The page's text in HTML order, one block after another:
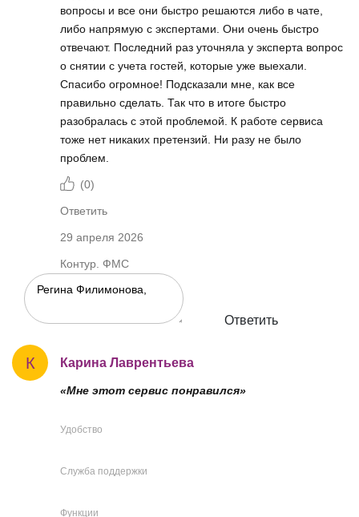
вопросы и все они быстро решаются либо в чате,
либо напрямую с экспертами. Они очень быстро
отвечают. Последний раз уточняла у эксперта вопрос
о снятии с учета гостей, которые уже выехали.
Спасибо огромное! Подсказали мне, как все
правильно сделать. Так что в итоге быстро
разобралась с этой проблемой. К работе сервиса
тоже нет никаких претензий. Ни разу не было
проблем.
(0)
Ответить
29 апреля 2026
Контур. ФМС
Ответить
К Карина Лаврентьева
«Мне этот сервис понравился»
Удобство
Служба поддержки
Функции